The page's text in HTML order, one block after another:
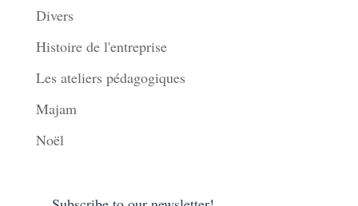
Divers
Histoire de l'entreprise
Les ateliers pédagogiques
Majam
Noël